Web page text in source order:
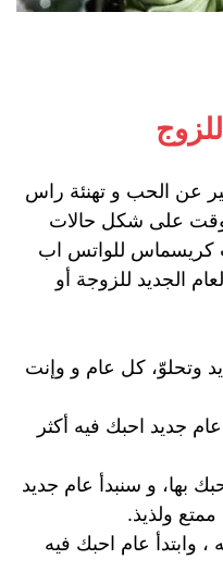
عن الحب و تهنئة راس
على شكل حالات
كريسماس للواتس اب
الجديد للزوجة أو
وتحلوّ، كل عام و وإنت
جديد احبك فيه أكثر
بها، و سنبدأ عام جديد
ولذيذ.
، وابتدأ عام احبك فيه